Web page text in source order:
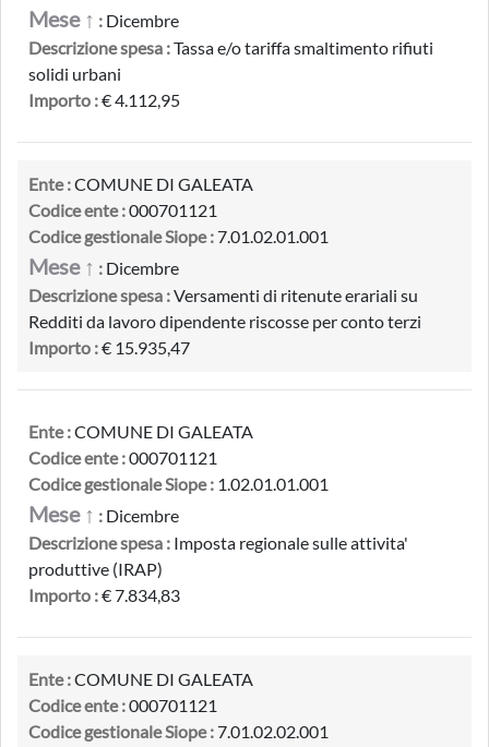
Mese ↑ : Dicembre
Descrizione spesa :Tassa e/o tariffa smaltimento rifiuti
solidi urbani
Importo :€ 4.112,95
Ente :COMUNE DI GALEATA
Codice ente :000701121
Codice gestionale Siope :7.01.02.01.001
Mese ↑ : Dicembre
Descrizione spesa :Versamenti di ritenute erariali su
Redditi da lavoro dipendente riscosse per conto terzi
Importo :€ 15.935,47
Ente :COMUNE DI GALEATA
Codice ente :000701121
Codice gestionale Siope : 1.02.01.01.001
Mese ↑ : Dicembre
Descrizione spesa : Imposta regionale sulle attivita'
produttive (IRAP)
Importo :€ 7.834,83
Ente :COMUNE DI GALEATA
Codice ente :000701121
Codice gestionale Siope :7.01.02.02.001